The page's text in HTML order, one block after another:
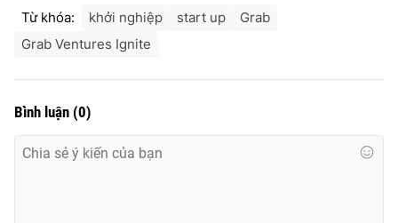
Từ khóa: khởi nghiệp start up
Grab
Grab Ventures Ignite
Bình luận (0)